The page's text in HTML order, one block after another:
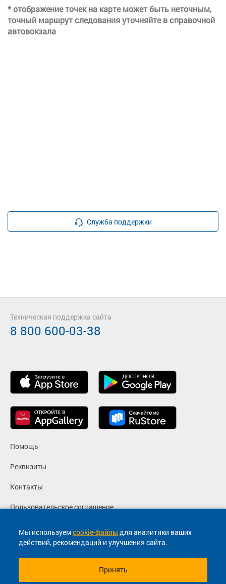
* отображение точек на карте может быть неточным,
точный маршрут следования уточняйте в справочной
автовокзала
Служба поддержки
Мы используемcookie-файлы для аналитики ваших
действий, рекомендаций и улучшения сайта.
Принять
Помощь
Реквизиты
Контакты
Пользовательское соглашение
Политика конфиденциальности
Согласие на маркетинговые сообщения
Техническая поддержка сайта
8 800 600-03-38
© 2013-2026, ООО "Капитал"- Онлайн сервис продажи